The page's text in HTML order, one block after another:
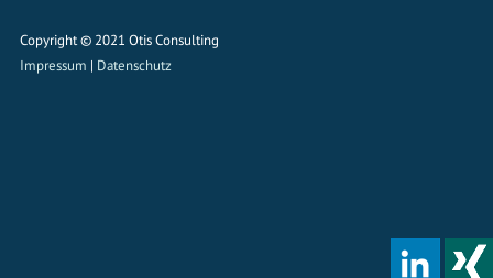
Copyright © 2021 Otis Consulting
Impressum | Datenschutz